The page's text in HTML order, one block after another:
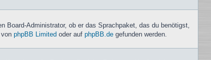
Board-Administrator, ob er das Sprachpaket, das du benötigst,
phpBB Limited oder auf phpBB.de gefunden werden.